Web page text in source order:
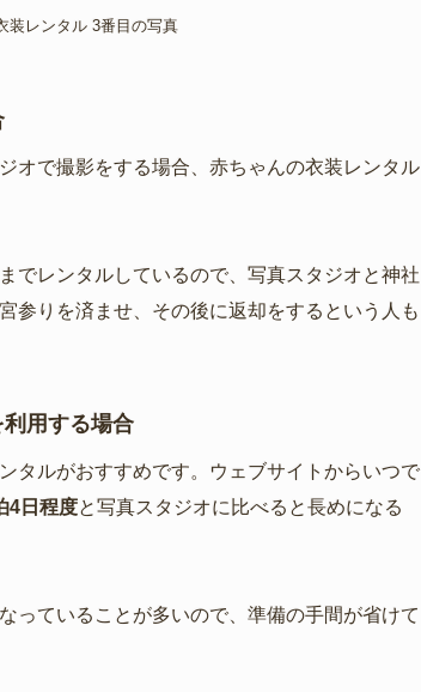
オで撮影をする場合、赤ちゃんの衣装レンタル
までレンタルしているので、写真スタジオと神社
参りを済ませ、その後に返却をするという人も
用する場合
タルがおすすめです。ウェブサイトからいつで
4日程度と写真スタジオに比べると長めになる
っていることが多いので、準備の手間が省けて